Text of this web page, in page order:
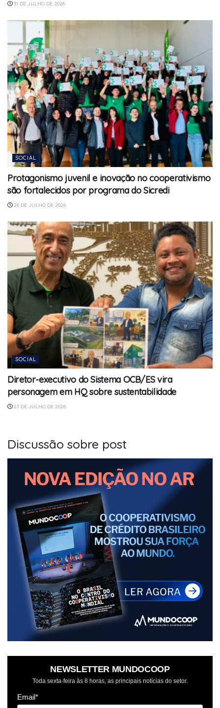
31 DE JULHO DE 2026
SOCIAL
Protagonismo juvenil e inovação no cooperativismo
são fortalecidos por programa do Sicredi
28 DE JULHO DE 2026
SOCIAL
Diretor-executivo do Sistema OCB/ES vira
personagem em HQ sobre sustentabilidade
27 DE JULHO DE 2026
Discussão sobre post
NEWSLETTER MUNDOCOOP
Toda sexta-feira às 8 horas, as principais notícias do setor.
Email*